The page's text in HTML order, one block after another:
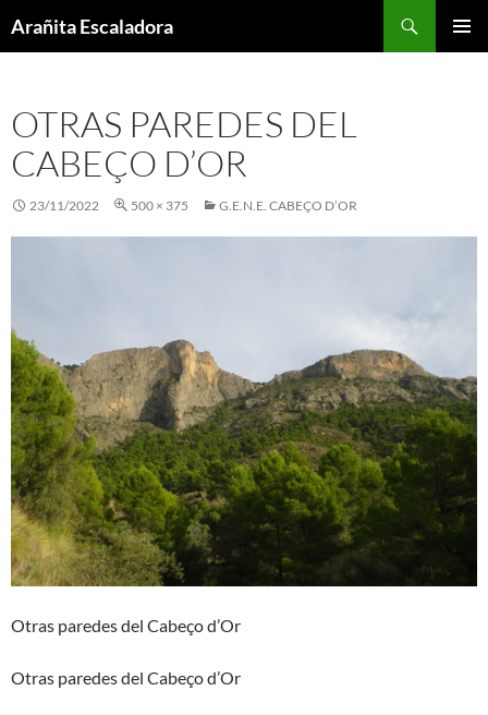
toArañita Escaladora
OTRAS PAREDES DEL
CABEÇO D’OR
23/11/2022 500 × 375 G.E.N.E. CABEÇO D’OR
Otras paredes del Cabeço d’Or
Otras paredes del Cabeço d’Or